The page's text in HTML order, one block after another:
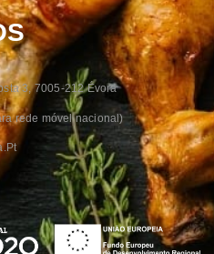
3, 7005-212 Évora
rede móvel nacional)